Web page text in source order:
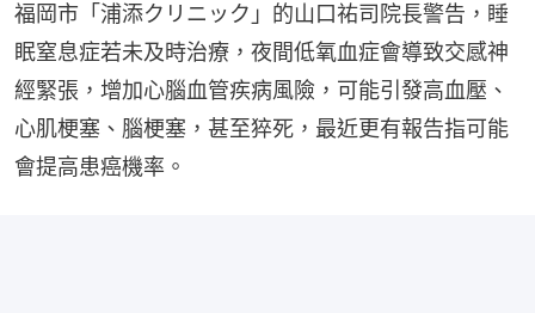
福岡市「浦添クリニック」的山口祐司院長警告，睡
眠窒息症若未及時治療，夜間低氧血症會導致交感神
經緊張，增加心腦血管疾病風險，可能引發高血壓、
心肌梗塞、腦梗塞，甚至猝死，最近更有報告指可能
會提高患癌機率。